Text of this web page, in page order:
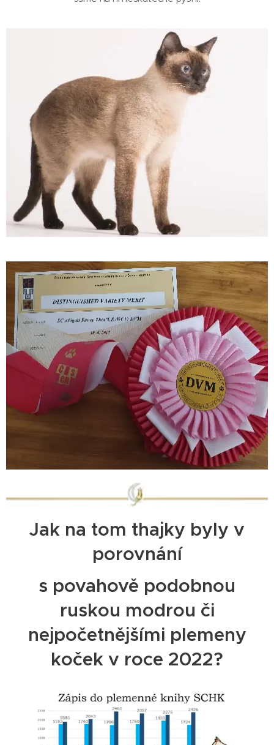
Jak na tom thajky byly v
porovnání
s povahově podobnou
ruskou modrou či
nejpočetnějšími plemeny
koček v roce 2022?